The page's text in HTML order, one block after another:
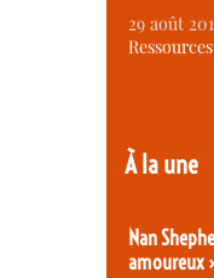
29 août
À la une
Nan
amoureux